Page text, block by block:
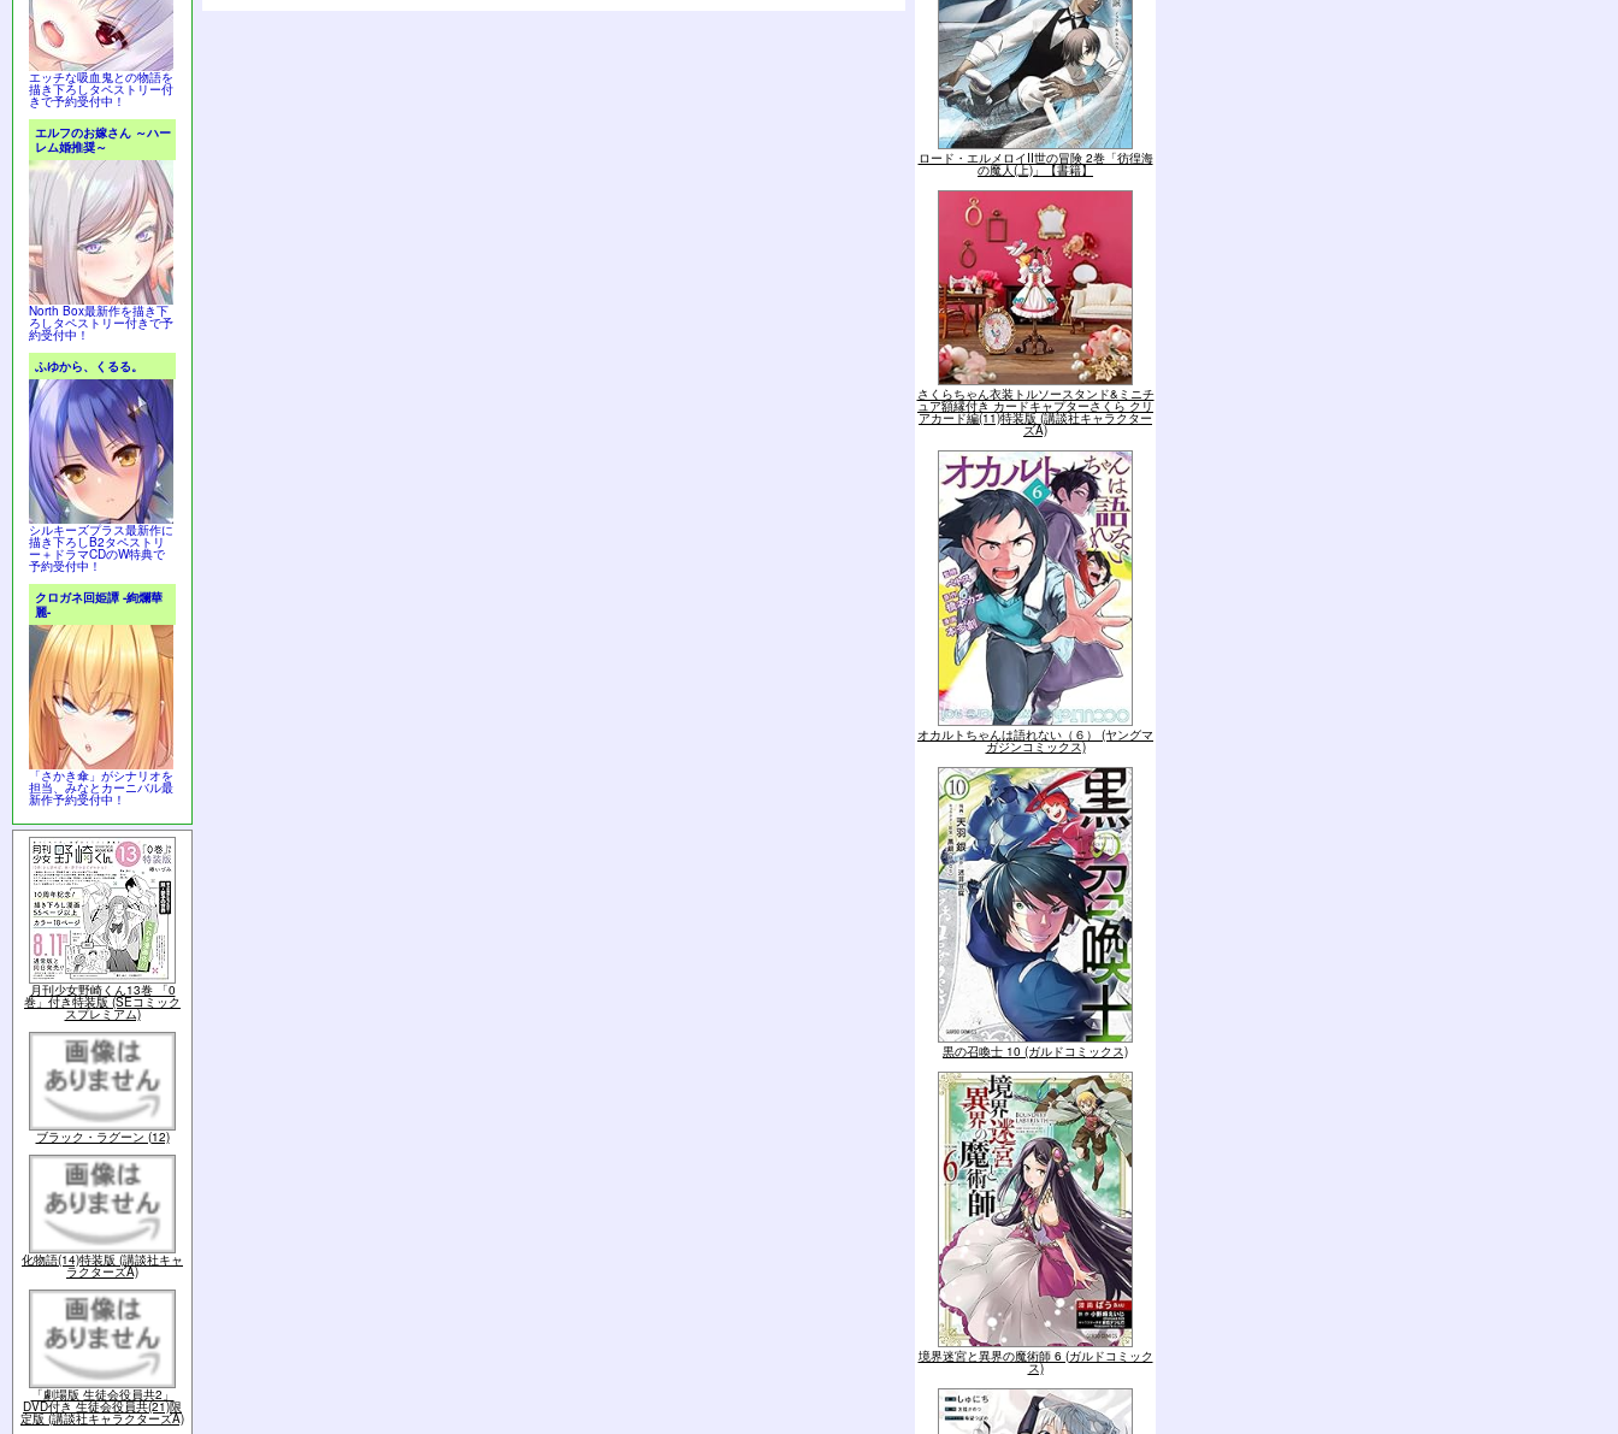
エッチな吸血鬼との物語を
描き下ろしタペストリー付
きで予約受付中！
エルフのお嫁さん ～ハー
レム婚推奨～
North Box最新作を描き下
ろしタペストリー付きで予
約受付中！
ふゆから、くるる。
シルキーズプラス最新作に
描き下ろしB2タペストリ
ー＋ドラマCDのW特典で
予約受付中！
クロガネ回姫譚 -絢爛華
麗-
「さかき傘」がシナリオを
担当、みなとカーニバル最
新作予約受付中！
月刊少女野崎くん13巻 「0
巻」付き特装版 (SEコミック
スプレミアム)
ブラック・ラグーン (12)
化物語(14)特装版 (講談社キャ
ラクターズA)
「劇場版 生徒会役員共2」
DVD付き 生徒会役員共(21)限
定版 (講談社キャラクターズA)
ロード・エルメロイII世の冒険 2巻「彷徨海
の魔人(上)」【書籍】
さくらちゃん衣装トルソースタンド&ミニチ
ュア額縁付き カードキャプターさくら クリ
アカード編(11)特装版 (講談社キャラクター
ズA)
オカルトちゃんは語れない（６） (ヤングマ
ガジンコミックス)
黒の召喚士 10 (ガルドコミックス)
境界迷宮と異界の魔術師 6 (ガルドコミック
ス)